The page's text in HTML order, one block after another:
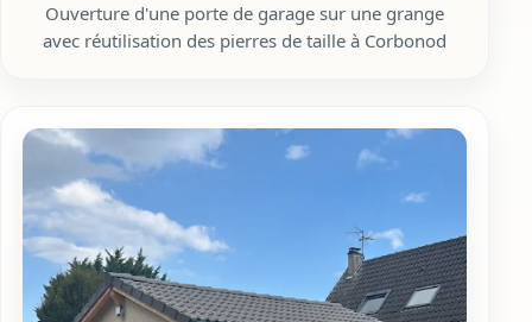
Ouverture d'une porte de garage sur une grange
avec réutilisation des pierres de taille à Corbonod